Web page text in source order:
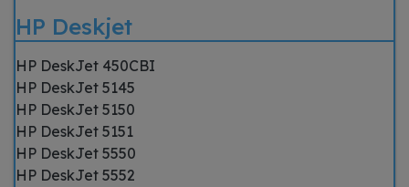
HP Deskjet
HP DeskJet 450CBI
HP DeskJet 5145
HP DeskJet 5150
HP DeskJet 5151
HP DeskJet 5550
HP DeskJet 5552